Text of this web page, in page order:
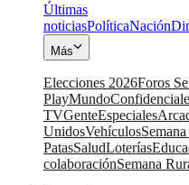
Últimas
noticiasPolíticaNación
Más
Elecciones 2026Foros
PlayMundo
TVGenteEspeciales
UnidosVehículos
PatasSaludLoterías
colaboraciónSemana